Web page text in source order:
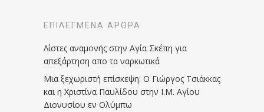
ΕΠΙΛΕΓΜΈΝΑ ΆΡΘΡΑ
Λίστες αναμονής στην Αγία Σκέπη για
απεξάρτηση απο τα ναρκωτικά
Μια ξεχωριστή επίσκεψη: Ο Γιώργος Τσιάκκας
και η Χριστίνα Παυλίδου στην Ι.Μ. Αγίου
Διονυσίου εν Ολύμπω